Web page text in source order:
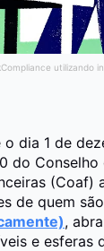
utilizando
dia 1 de
do
(Coaf)
de quem
,
e esferas